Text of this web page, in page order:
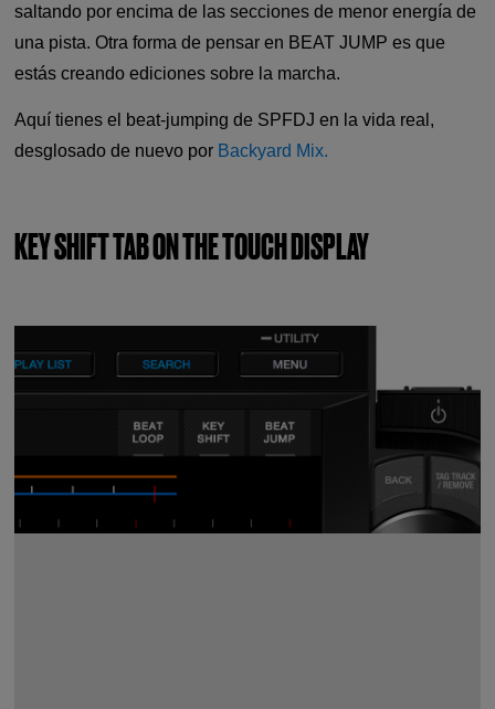
saltando por encima de las secciones de menor energía de
una pista. Otra forma de pensar en BEAT JUMP es que
estás creando ediciones sobre la marcha.
Aquí tienes el beat-jumping de SPFDJ en la vida real,
desglosado de nuevo por Backyard Mix.
KEY SHIFT TAB ON THE TOUCH DISPLAY